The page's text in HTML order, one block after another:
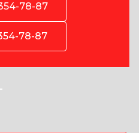
78-87
78-87